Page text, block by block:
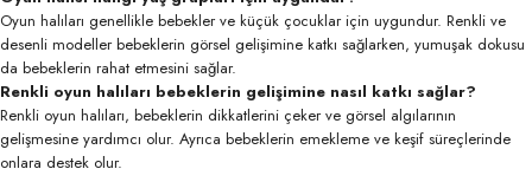
Oyun halıları genellikle bebekler ve küçük çocuklar için uygundur. Renkli ve
desenli modeller bebeklerin görsel gelişimine katkı sağlarken, yumuşak dokusu
da bebeklerin rahat etmesini sağlar.
Renkli oyun halıları bebeklerin gelişimine nasıl katkı sağlar?
Renkli oyun halıları, bebeklerin dikkatlerini çeker ve görsel algılarının
gelişmesine yardımcı olur. Ayrıca bebeklerin emekleme ve keşif süreçlerinde
onlara destek olur.